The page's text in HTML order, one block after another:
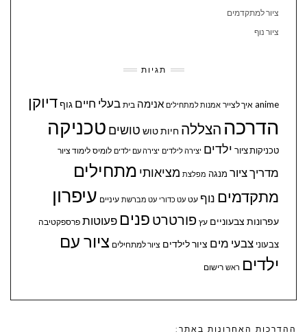
ציור למתקדמים
ציור נוף
תגיות
anime איך לצייר אמנות למתחילים אנימה בית בעלי חיים גוףדיוקן
הדרכה הצללה חיותטוש טושים טכניקה
טכניקות ציור ילדים יצירה לילדים יצירה עם ילדים לומיס לימוד ציור
מדריך ציור מנגה מפלצת מציאותי מתחילים
מתקדמים נוף עט עט כדורי עט מברשת עיניים עיפרון
עפרונות צבעוניים עץ פורטרט פנים פעוטות פרספקטיבה
צבעוני צבעי מים ציור לילדים ציור למתחילים ציור עם
ילדים ראש רישום
ההדרכות האחרונות באתר: